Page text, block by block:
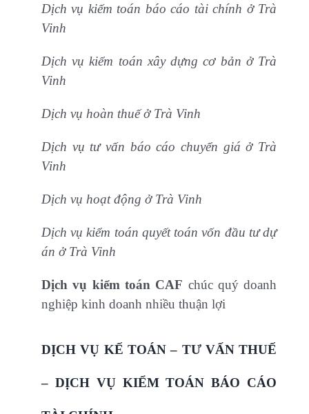
Dịch vụ kiếm toán báo cáo tài chính ở Trà
Vinh
Dịch vụ kiểm toán xây dựng cơ bản ở Trà
Vinh
Dịch vụ hoàn thuế ở Trà Vinh
Dịch vụ tư vấn báo cáo chuyển giá ở Trà
Vinh
Dịch vụ hoạt động ở Trà Vinh
Dịch vụ kiểm toán quyết toán vốn đầu tư dự
án ở Trà Vinh
Dịch vụ kiểm toán CAF chúc quý doanh
nghiệp kinh doanh nhiều thuận lợi
DỊCH VỤ KẾ TOÁN – TƯ VẤN THUẾ
– DỊCH VỤ KIỂM TOÁN BÁO CÁO